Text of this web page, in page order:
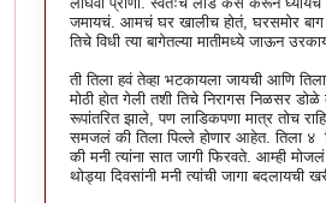
जमायचं. आमचं घरखालीच होतं, घरसमोर
तिचे विधी त्या बागेतल्या मातीमध्ये जाऊन
ती तिला हवं तेव्हा भटकायला जायची आणि
मोठी होत गेली तशी तिचे निरागस निळसर डोळे
रूपांतरित झाले, पण लाडिकपणा मात्र तोच
समजलं की तिला पिल्ले होणार आहेत. तिला ४
की मनी त्यांना सात जागी फिरवते. आम्ही
थोड्या दिवसांनी मनी त्यांची जागा बदलायची